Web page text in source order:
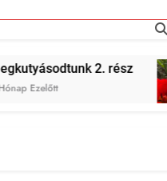
Április és
2 Hónap Ezelőtt